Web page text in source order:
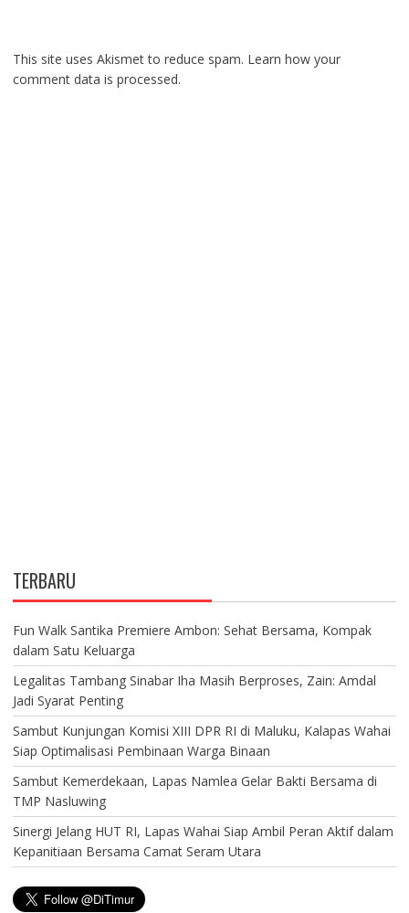
This site uses Akismet to reduce spam. Learn how your
comment data is processed.
TERBARU
Fun Walk Santika Premiere Ambon: Sehat Bersama, Kompak
dalam Satu Keluarga
Legalitas Tambang Sinabar Iha Masih Berproses, Zain: Amdal
Jadi Syarat Penting
Sambut Kunjungan Komisi XIII DPR RI di Maluku, Kalapas Wahai
Siap Optimalisasi Pembinaan Warga Binaan
Sambut Kemerdekaan, Lapas Namlea Gelar Bakti Bersama di
TMP Nasluwing
Sinergi Jelang HUT RI, Lapas Wahai Siap Ambil Peran Aktif dalam
Kepanitiaan Bersama Camat Seram Utara